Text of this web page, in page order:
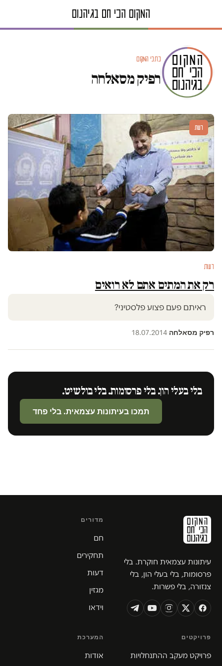
כתבי המקום
רפיק מסאלחה
דעות
דעות
רק את המתים אתם לא רואים
ראיתם פעם פצוע פלסטיני?
רפיק מסאלחה·
18.07.2014
בלי בעלי הון. בלי פרסומות. בלי בולשיט.
תמכו בעיתונות עצמאית. בלי פחד
עיתונות עצמאית חוקרת. בלי
פרסומות, בלי בעלי הון, בלי
צנזורה, בלי פשרות.
מדורים
חם
תחקירים
דעות
מגזין
וידאו
פרויקטים
פרויקט מעקב ההתנחלויות
המערכת
אודות